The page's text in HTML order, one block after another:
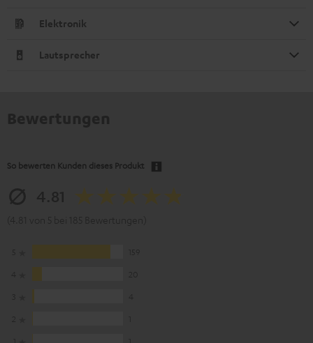
Elektronik
Lautsprecher
So bewerten Kunden dieses Produkt